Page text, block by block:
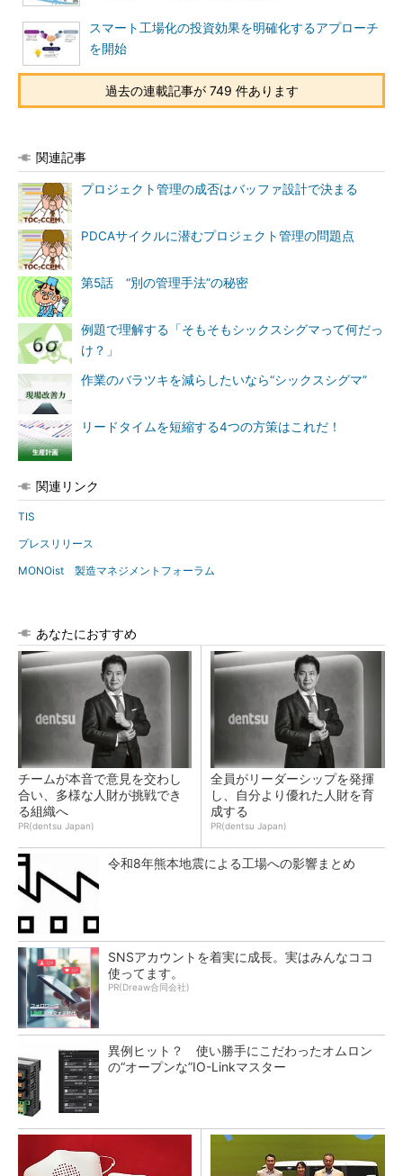
スマート工場化の投資効果を明確化するアプローチ
を開始
過去の連載記事が 749 件あります
関連記事
プロジェクト管理の成否はバッファ設計で決まる
PDCAサイクルに潜むプロジェクト管理の問題点
第5話 “別の管理手法”の秘密
例題で理解する「そもそもシックスシグマって何だっ
け？」
作業のバラツキを減らしたいなら“シックスシグマ”
リードタイムを短縮する4つの方策はこれだ！
関連リンク
TIS
プレスリリース
MONOist 製造マネジメントフォーラム
あなたにおすすめ
チームが本音で意見を交わし
合い、多様な人財が挑戦でき
る組織へ
PR(dentsu Japan)
全員がリーダーシップを発揮
し、自分より優れた人財を育
成する
PR(dentsu Japan)
令和8年熊本地震による工場への影響まとめ
SNSアカウントを着実に成長。実はみんなココ
使ってます。
PR(Dreaw合同会社)
異例ヒット？ 使い勝手にこだわったオムロン
の“オープンな”IO-Linkマスター